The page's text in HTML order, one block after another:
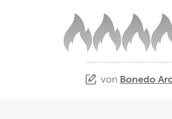
von Bonedo